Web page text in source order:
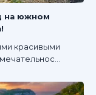
на южном
красивыми